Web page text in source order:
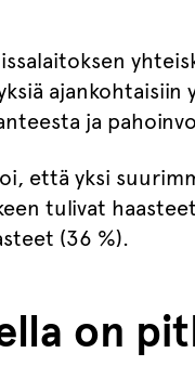
ja
että yksi
tulivat
(36 %).
on